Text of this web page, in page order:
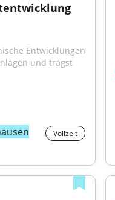
Entwicklungen
und trägst
Vollzeit